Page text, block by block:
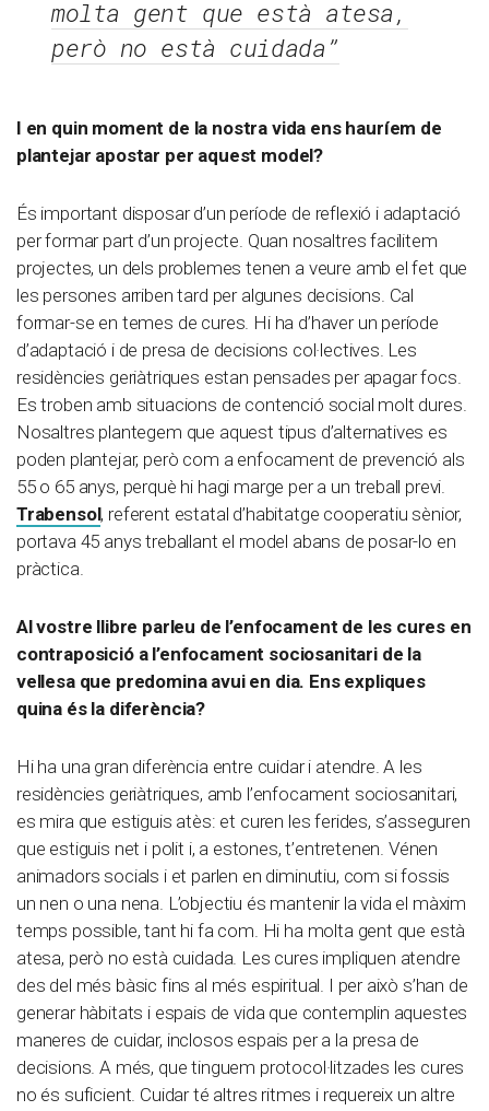
molta gent que està atesa,
però no està cuidada”
I en quin moment de la nostra vida ens hauríem de
plantejar apostar per aquest model?
És important disposar d’un període de reflexió i adaptació
per formar part d’un projecte. Quan nosaltres facilitem
projectes, un dels problemes tenen a veure amb el fet que
les persones arriben tard per algunes decisions. Cal
formar-se en temes de cures. Hi ha d’haver un període
d’adaptació i de presa de decisions col·lectives. Les
residències geriàtriques estan pensades per apagar focs.
Es troben amb situacions de contenció social molt dures.
Nosaltres plantegem que aquest tipus d’alternatives es
poden plantejar, però com a enfocament de prevenció als
55 o 65 anys, perquè hi hagi marge per a un treball previ.
Trabensol, referent estatal d’habitatge cooperatiu sènior,
portava 45 anys treballant el model abans de posar-lo en
pràctica.
Al vostre llibre parleu de l’enfocament de les cures en
contraposició a l’enfocament sociosanitari de la
vellesa que predomina avui en dia. Ens expliques
quina és la diferència?
Hi ha una gran diferència entre cuidar i atendre. A les
residències geriàtriques, amb l’enfocament sociosanitari,
es mira que estiguis atès: et curen les ferides, s’asseguren
que estiguis net i polit i, a estones, t’entretenen. Vénen
animadors socials i et parlen en diminutiu, com si fossis
un nen o una nena. L’objectiu és mantenir la vida el màxim
temps possible, tant hi fa com. Hi ha molta gent que està
atesa, però no està cuidada. Les cures impliquen atendre
des del més bàsic fins al més espiritual. I per això s’han de
generar hàbitats i espais de vida que contemplin aquestes
maneres de cuidar, inclosos espais per a la presa de
decisions. A més, que tinguem protocol·litzades les cures
no és suficient. Cuidar té altres ritmes i requereix un altre